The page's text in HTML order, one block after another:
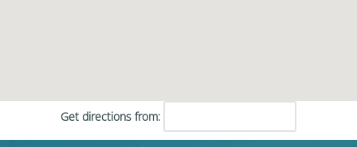
Get directions from: